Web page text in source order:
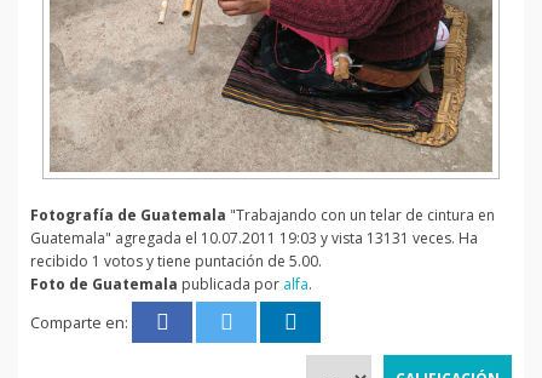
Fotografía de Guatemala "Trabajando con un telar de cintura en
Guatemala" agregada el 10.07.2011 19:03 y vista 13131 veces. Ha
recibido 1 votos y tiene puntación de 5.00.
Foto de Guatemala publicada por alfa.
Comparte en: